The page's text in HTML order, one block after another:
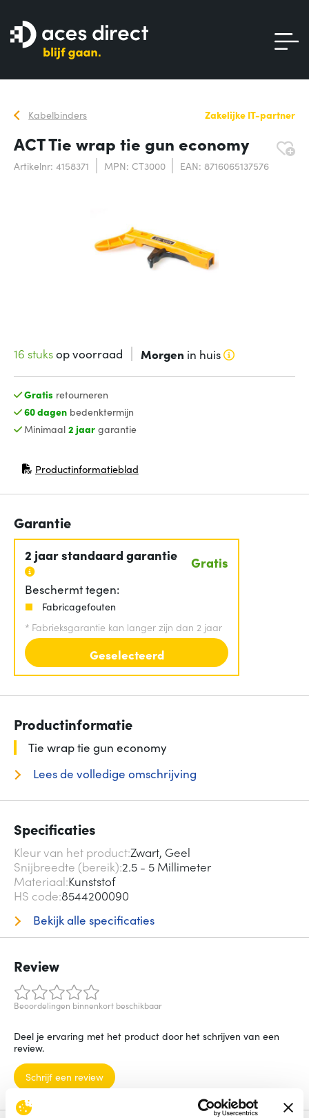
Kabelbinders Zakelijke IT-partner
ACT Tie wrap tie gun economy
Artikelnr: 4158371 MPN: CT3000 EAN: 8716065137576
16 stuksop voorraad Morgen in huis
Gratis retourneren
60 dagenbedenktermijn
Minimaal 2 jaargarantie
Productinformatieblad
(opent in nieuw venster)
Garantie
2 jaar standaard garantie Gratis
Beschermt tegen:
Fabricagefouten
* Fabrieksgarantie kan langer zijn dan 2 jaar
Geselecteerd
Productinformatie
Tie wrap tie gun economy
Lees de volledige omschrijving
Specificaties
Kleur van het productZwart, Geel
Snijbreedte (bereik) 2.5 - 5 Millimeter
Materiaal Kunststof
HS code 8544200090
Bekijk alle specificaties
Review
Beoordelingen binnenkort beschikbaar
Deel je ervaring met het product door het schrijven van een
review.
Schrijf een review